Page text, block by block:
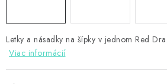
Letky a násadky na šípky v jednom Red
Viac informácií